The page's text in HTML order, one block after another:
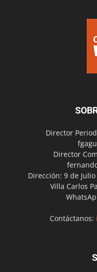
Director
Director
Dirección: 9 de Julio
Villa Carlos
Contáctanos: